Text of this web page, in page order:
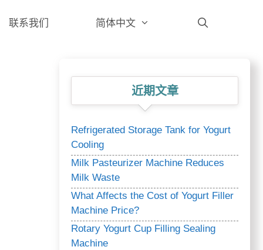
联系我们 简体中文
近期文章
Refrigerated Storage Tank for Yogurt
Cooling
Milk Pasteurizer Machine Reduces
Milk Waste
What Affects the Cost of Yogurt Filler
Machine Price?
Rotary Yogurt Cup Filling Sealing
Machine